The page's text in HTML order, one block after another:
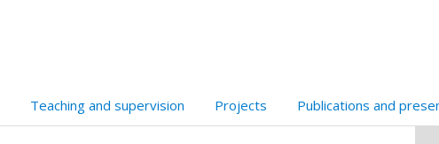
Teaching and supervision Projects Publications and